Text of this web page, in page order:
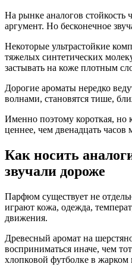
На рынке аналогов стойкость
аргумент. Но бесконечное
Некоторые ультрастойкие
тяжелых синтетических
застывать на коже плотным
Дорогие ароматы нередко
волнами, становятся тише,
Именно поэтому короткая, но
ценнее, чем двенадцать
Как носить
звучали дороже
Парфюм существует не
играют кожа, одежда,
движения.
Древесный аромат на
восприниматься иначе, чем
хлопковой футболке в жарком